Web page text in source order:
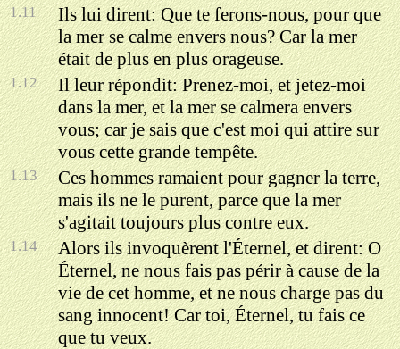
1.11
Ils lui dirent: Que te ferons-nous, pour que
la mer se calme envers nous? Car la mer
était de plus en plus orageuse.
1.12
Il leur répondit: Prenez-moi, et jetez-moi
dans la mer, et la mer se calmera envers
vous; car je sais que c'est moi qui attire sur
vous cette grande tempête.
1.13
Ces hommes ramaient pour gagner la terre,
mais ils ne le purent, parce que la mer
s'agitait toujours plus contre eux.
1.14
Alors ils invoquèrent l'Éternel, et dirent: O
Éternel, ne nous fais pas périr à cause de la
vie de cet homme, et ne nous charge pas du
sang innocent! Car toi, Éternel, tu fais ce
que tu veux.